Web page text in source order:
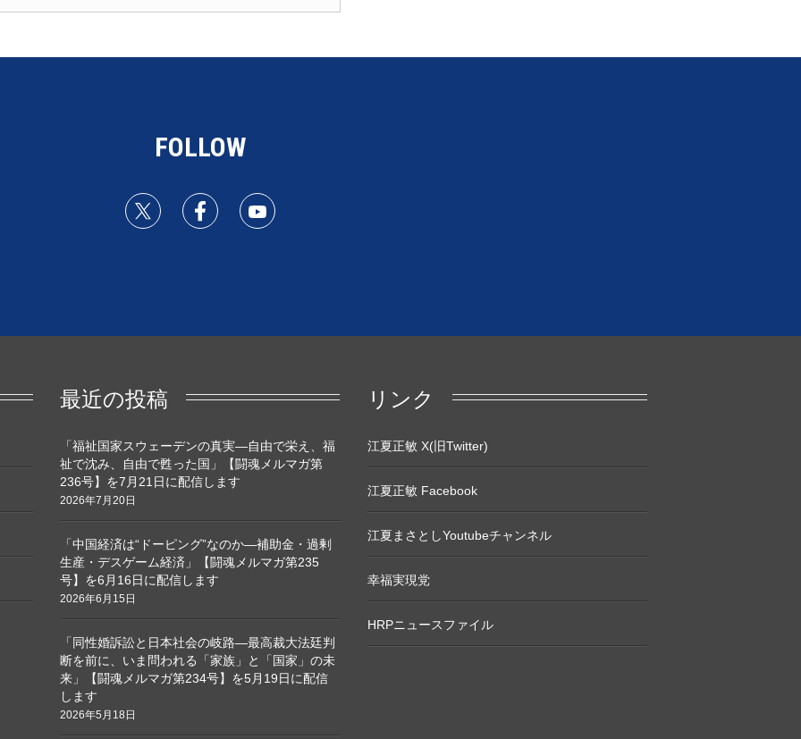
FOLLOW
最近の投稿
「福祉国家スウェーデンの真実―自由で栄え、福
祉で沈み、自由で甦った国」【闘魂メルマガ第
236号】を7月21日に配信します
2026年7月20日
「中国経済は“ドーピング”なのか―補助金・過剰
生産・デスゲーム経済」【闘魂メルマガ第235
号】を6月16日に配信します
2026年6月15日
「同性婚訴訟と日本社会の岐路―最高裁大法廷判
断を前に、いま問われる「家族」と「国家」の未
来」【闘魂メルマガ第234号】を5月19日に配信
します
2026年5月18日
リンク
江夏正敏 X(旧Twitter)
江夏正敏 Facebook
江夏まさとしYoutubeチャンネル
幸福実現党
HRPニュースファイル